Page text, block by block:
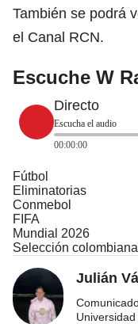
También se podrá
el Canal RCN.
Escuche W
Directo
Escucha el audio
00:00:00
Fútbol
Eliminatorias
Conmebol
FIFA
Mundial 2026
Selección colombiana
Julián